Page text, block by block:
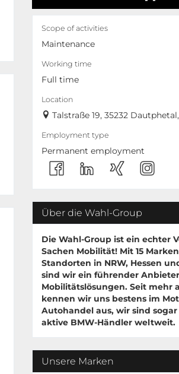
Scope of activities
Maintenance
Working time
Full time
Location
Talstraße 19, 35232
Employment type
Permanent employment
Über die Wahl-Group
Die Wahl-Group ist ein echter
Sachen Mobilität! Mit 15 Marken
Standorten in NRW, Hessen
sind wir ein führender
Mobilitätslösungen. Seit mehr
kennen wir uns bestens im
Autohandel aus, wir sind
aktive BMW-Händler weltweit.
Unsere Marken